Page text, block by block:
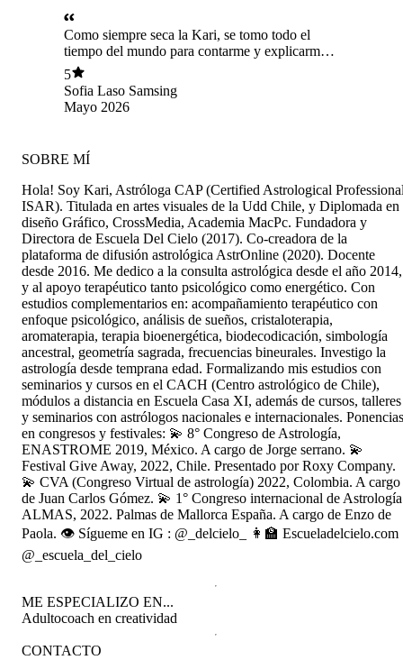
Como siempre seca la Kari, se tomo todo el
tiempo del mundo para contarme y explicarme
lo que necesitaba escuchar. Muy agradecida de
ella!!!
5
Sofia Laso Samsing
Mayo 2026
SOBRE MÍ
Hola! Soy Kari, Astróloga CAP (Certified Astrological
ISAR). Titulada en artes visuales de la Udd Chile, y Diplomada en
diseño Gráfico, CrossMedia, Academia MacPc. Fundadora y
Directora de Escuela Del Cielo (2017). Co-creadora de la
plataforma de difusión astrológica AstrOnline (2020). Docente
desde 2016. Me dedico a la consulta astrológica desde el año 2014,
y al apoyo terapéutico tanto psicológico como energético. Con
estudios complementarios en: acompañamiento terapéutico con
enfoque psicológico, análisis de sueños, cristaloterapia,
aromaterapia, terapia bioenergética, biodecodicación, simbología
ancestral, geometría sagrada, frecuencias bineurales. Investigo la
astrología desde temprana edad. Formalizando mis estudios con
seminarios y cursos en el CACH (Centro astrológico de Chile),
módulos a distancia en Escuela Casa XI, además de cursos, talleres
y seminarios con astrólogos nacionales e internacionales. Ponencias
en congresos y festivales: 💫 8° Congreso de Astrología,
ENASTROME 2019, México. A cargo de Jorge serrano. 💫
Festival Give Away, 2022, Chile. Presentado por Roxy Company.
💫 CVA (Congreso Virtual de astrología) 2022, Colombia. A cargo
de Juan Carlos Gómez. 💫 1° Congreso internacional de Astrología
ALMAS, 2022. Palmas de Mallorca España. A cargo de Enzo de
Paola. 👁️ Sígueme en IG : @_delcielo_ 👩‍🏫 Escueladelcielo.com
@_escuela_del_cielo
ME ESPECIALIZO EN...
Adultocoach en creatividad
CONTACTO